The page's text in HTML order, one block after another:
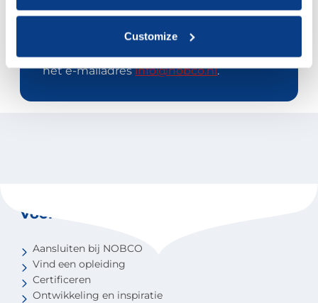
Customize
organisaties met commerciële
contact opnemen met mw drs. G. te
Gussinklo, bestuurslid van NOBCO, via
het e-mailadresinfo@nobco.nl.
Voor coaches
Aansluiten bij NOBCO
Vind een opleiding
Certificeren
Ontwikkeling en inspiratie